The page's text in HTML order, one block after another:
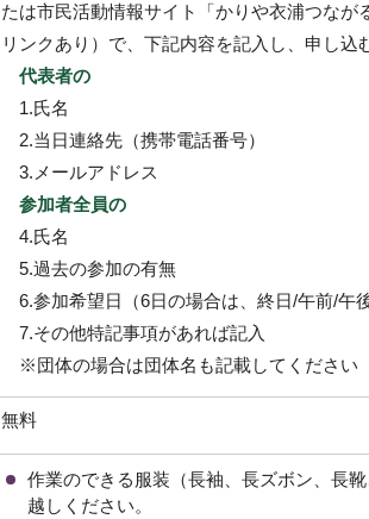
たは市民活動情報サイト「かりや衣浦つなが
リンクあり）で、下記内容を記入し、申し込
代表者の
1.氏名
2.当日連絡先（携帯電話番号）
3.メールアドレス
参加者全員の
4.氏名
5.過去の参加の有無
6.参加希望日（6日の場合は、終日/午前/午
7.その他特記事項があれば記入
※団体の場合は団体名も記載してください
無料
作業のできる服装（長袖、長ズボン、長
越しください。